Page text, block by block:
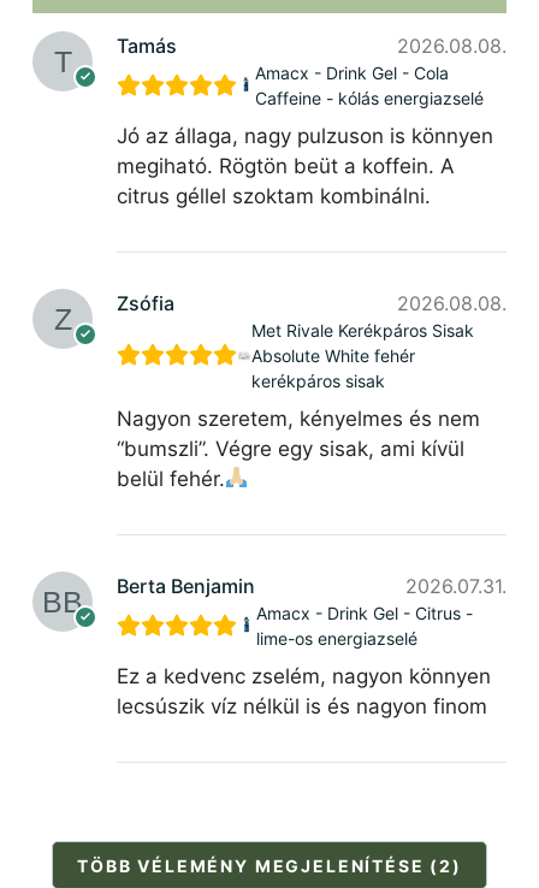
Tamás 2026.08.08.
Amacx - Drink Gel - Cola
Caffeine - kólás energiazselé
Jó az állaga, nagy pulzuson is könnyen
megiható. Rögtön beüt a koffein. A
citrus géllel szoktam kombinálni.
Zsófia 2026.08.08.
Met Rivale Kerékpáros Sisak
Absolute White fehér
kerékpáros sisak
Nagyon szeretem, kényelmes és nem
“bumszli”. Végre egy sisak, ami kívül
belül fehér.
Berta Benjamin 2026.07.31.
Amacx - Drink Gel - Citrus -
lime-os energiazselé
Ez a kedvenc zselém, nagyon könnyen
lecsúszik víz nélkül is és nagyon finom
TÖBB VÉLEMÉNY MEGJELENÍTÉSE (2)